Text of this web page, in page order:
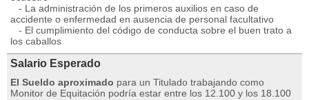
- La administración de los primeros auxilios en caso de
accidente o enfermedad en ausencia de personal facultativo
- El cumplimiento del código de conducta sobre el buen trato a
los caballos
Salario Esperado
El Sueldo aproximado para un Titulado trabajando como
Monitor de Equitación podría estar entre los 12.100 y los 18.100